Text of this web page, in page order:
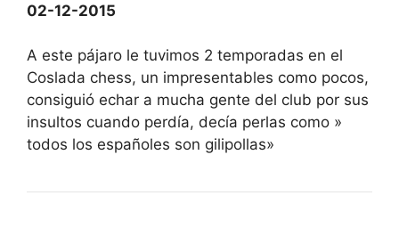
02-12-2015
A este pájaro le tuvimos 2 temporadas en el
Coslada chess, un impresentables como pocos,
consiguió echar a mucha gente del club por sus
insultos cuando perdía, decía perlas como »
todos los españoles son gilipollas»